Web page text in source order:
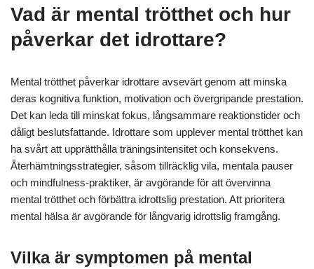
Vad är mental trötthet och hur
påverkar det idrottare?
Mental trötthet påverkar idrottare avsevärt genom att minska
deras kognitiva funktion, motivation och övergripande prestation.
Det kan leda till minskat fokus, långsammare reaktionstider och
dåligt beslutsfattande. Idrottare som upplever mental trötthet kan
ha svårt att upprätthålla träningsintensitet och konsekvens.
Återhämtningsstrategier, såsom tillräcklig vila, mentala pauser
och mindfulness-praktiker, är avgörande för att övervinna
mental trötthet och förbättra idrottslig prestation. Att prioritera
mental hälsa är avgörande för långvarig idrottslig framgång.
Vilka är symptomen på mental